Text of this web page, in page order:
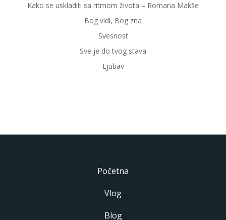
Kako se uskladiti sa ritmom života – Romana Makše
Bog vidi, Bog zna
Svesnost
Sve je do tvog stava
Ljubav
Početna
Vlog
Blog